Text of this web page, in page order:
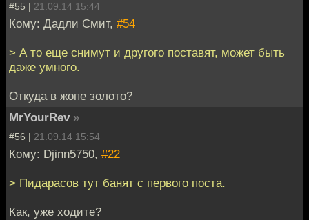
#55 | 21.09.14 15:44
Кому: Дадли Смит, #54
> А то еще снимут и другого поставят, может быть
даже умного.
Откуда в жопе золото?
MrYourRev »
#56 | 21.09.14 15:54
Кому: Djinn5750, #22
> Пидарасов тут банят с первого поста.
Как, уже ходите?